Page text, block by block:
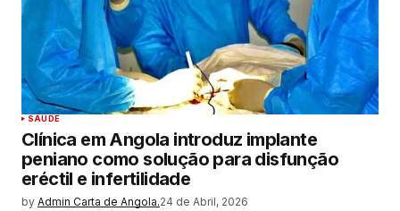
SAUDE
Clínica em Angola introduz implante
peniano como solução para disfunção
eréctil e infertilidade
by Admin Carta de Angola.24 de Abril, 2026